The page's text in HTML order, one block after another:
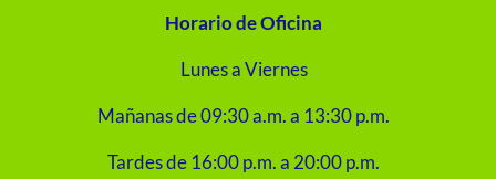
Horario de Oficina
Lunes a Viernes
Mañanas de 09:30 a.m. a 13:30 p.m.
Tardes de 16:00 p.m. a 20:00 p.m.